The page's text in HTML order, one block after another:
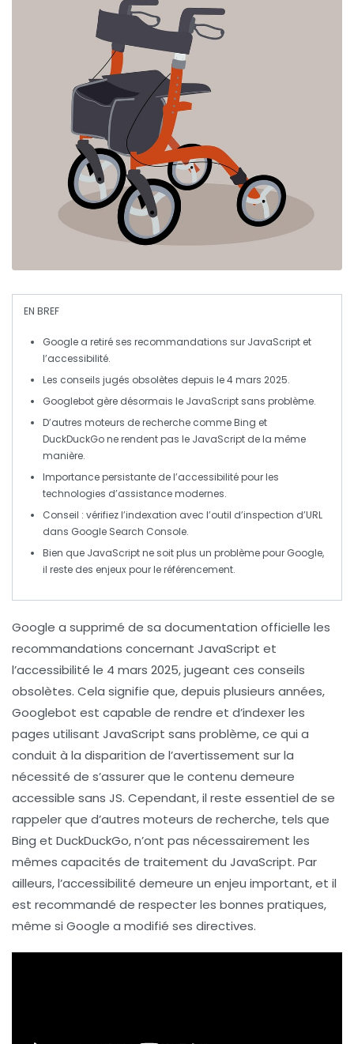
EN BREF
Google a retiré ses recommandations sur JavaScript et
l’accessibilité.
Les conseils jugés obsolètes depuis le 4 mars 2025.
Googlebot gère désormais le JavaScript sans problème.
D’autres moteurs de recherche commeBing et
DuckDuckGone rendent pas le JavaScript de la même
manière.
Importance persistante de l’accessibilitépour les
technologies d’assistance modernes.
Conseil : vérifiez l’indexation avec l’outil d’inspection d’URL
dans Google Search Console.
Bien que JavaScriptne soit plus un problème pour Google,
il reste des enjeux pour leréférencement.
Google a supprimé de sa documentation officielle les
recommandations concernant JavaScript et
l’accessibilité le 4 mars 2025, jugeant ces conseils
obsolètes. Cela signifie que, depuis plusieurs années,
Googlebot est capable de rendre et d’indexer les
pages utilisant JavaScript sans problème, ce qui a
conduit à la disparition de l’avertissement sur la
nécessité de s’assurer que le contenu demeure
accessible sans JS. Cependant, il reste essentiel de se
rappeler que d’autres moteurs de recherche, tels que
Bing et DuckDuckGo, n’ont pas nécessairement les
mêmes capacités de traitement du JavaScript. Par
ailleurs, l’accessibilité demeure un enjeu important, et il
est recommandé de respecter les bonnes pratiques,
même si Google a modifié ses directives.